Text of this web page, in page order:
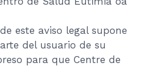
este aviso legal supone
del usuario de su
para que Centre de